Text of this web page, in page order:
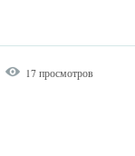
17 просмотров